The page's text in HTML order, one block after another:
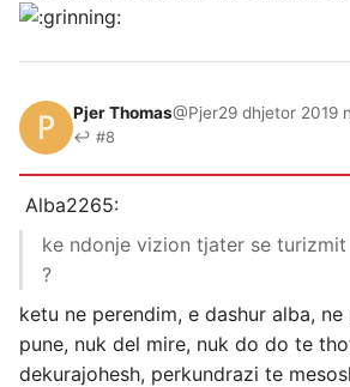
Pjer Thomas@Pjer29 dhjetor 2019
↩ #8
Alba2265:
ke ndonje vizion tjater se
?
ketu ne perendim, e dashur alba,
pune, nuk del mire, nuk do do te
dekurajohesh, perkundrazi te